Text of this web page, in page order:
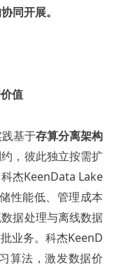
同开展。
值
基于存算分离架构
，彼此独立按需扩
科杰KeenData Lake
性能低、管理成本
据处理与离线数据
业务。科杰KeenD
算法，激发数据价